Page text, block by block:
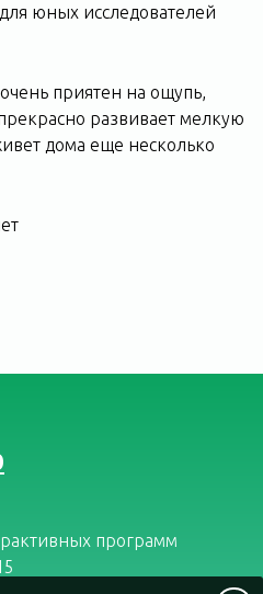
юных исследователей
приятен на ощупь,
развивает мелкую
дома еще несколько
программ